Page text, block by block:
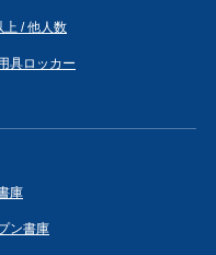
上 / 他人数
具ロッカー
庫
ン書庫